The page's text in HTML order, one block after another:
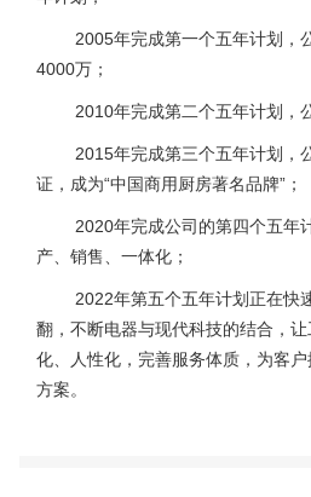
2005年完成第一个五年计划，
4000万；
2010年完成第二个五年计划，
2015年完成第三个五年计划，
证，成为“中国商用厨房著名品牌”；
2020年完成公司的第四个五年
产、销售、一体化；
2022年第五个五年计划正在快
翻，不断电器与现代科技的结合，
化、人性化，完善服务体质，为客
方案。